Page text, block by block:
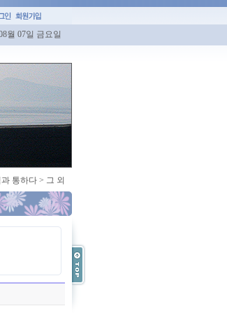
월 07일 금요일
과 통하다 > 그 외